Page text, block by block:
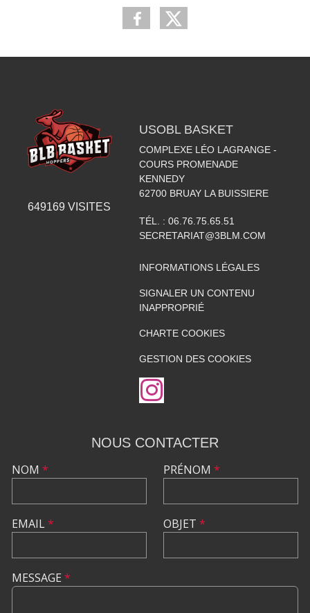
649169 VISITES
USOBL BASKET
COMPLEXE LÉO LAGRANGE -
COURS PROMENADE
KENNEDY
62700 BRUAY LA BUISSIERE
TÉL. : 06.76.75.65.51
SECRETARIAT@3BLM.COM
INFORMATIONS LÉGALES
SIGNALER UN CONTENU
INAPPROPRIÉ
CHARTE COOKIES
GESTION DES COOKIES
NOUS CONTACTER
NOM *
EMAIL*
PRÉNOM *
OBJET *
MESSAGE *